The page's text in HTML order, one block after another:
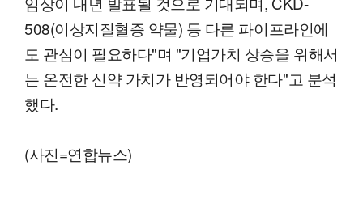
508(이상지질혈증 약물) 등 다른 파이프라인에
도 관심이 필요하다"며 "기업가치 상승을 위해서
는 온전한 신약 가치가 반영되어야 한다"고 분석
했다.
(사진=연합뉴스)